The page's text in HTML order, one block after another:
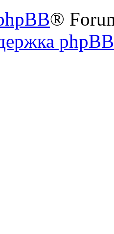
®
phpBB